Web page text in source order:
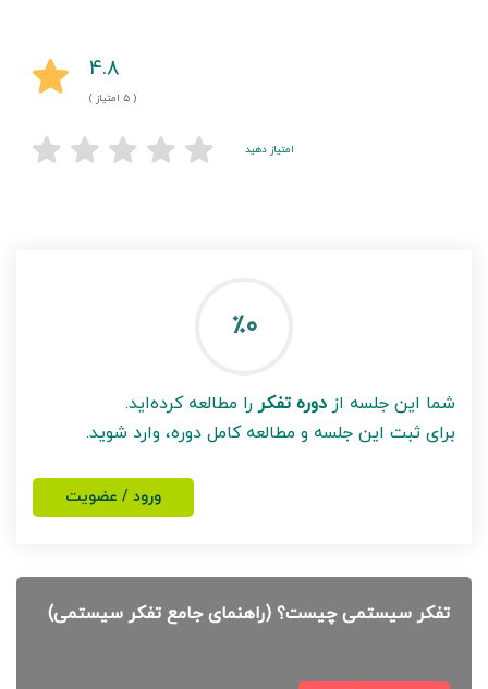
۴.۸
( ۵ امتیاز )
امتیاز دهید
٪۰
شما این جلسه از دوره تفکر را مطالعه کرده‌اید.
برای ثبت این جلسه و مطالعه کامل دوره، وارد شوید.
ورود / عضویت
تفکر سیستمی چیست؟ (راهنمای جامع تفکر سیستمی)